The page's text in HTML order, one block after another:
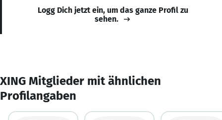
Logg Dich jetzt ein, um das ganze Profil zu
sehen.
XING Mitglieder mit ähnlichen
Profilangaben